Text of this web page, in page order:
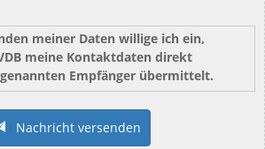
meiner Daten willige ich ein,
meine Kontaktdaten direkt
Empfänger übermittelt.
Nachricht versenden